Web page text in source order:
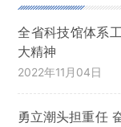
全省科技馆体系
大精神
2022年11月04日
勇立潮头担重任